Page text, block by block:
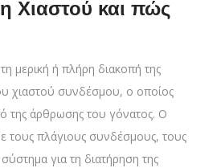
Χιαστού και πώς
μερική ή πλήρη διακοπή της
χιαστού συνδέσμου, ο οποίος
της άρθρωσης του γόνατος. Ο
τους πλάγιους συνδέσμους, τους
για τη διατήρηση της